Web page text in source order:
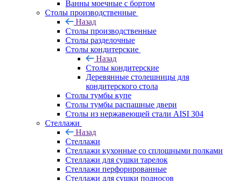
Ванны моечные с бортом
Столы производственные
Назад
Столы производственные
Столы разделочные
Столы кондитерские
Назад
Столы кондитерские
Деревянные столешницы для
кондитерского стола
Столы тумбы купе
Столы тумбы распашные двери
Столы из нержавеющей стали AISI 304
Стеллажи
Назад
Стеллажи
Стеллажи кухонные со сплошными полками
Стеллажи для сушки тарелок
Стеллажи перфорированные
Стеллажи для сушки подносов